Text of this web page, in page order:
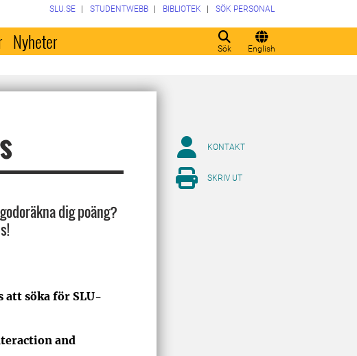
Sök English
SLU.SE STUDENTWEBB BIBLIOTEK SÖK PERSONAL
Nyheter
dig poäng?
att söka för SLU-
and
KONTAKT
SKRIV UT